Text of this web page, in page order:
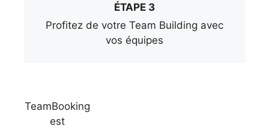
ÉTAPE 3
Profitez de votre Team Building avec
vos équipes
TeamBooking
est